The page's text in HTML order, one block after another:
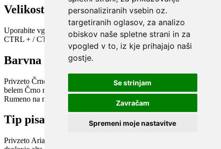
personaliziranih vsebin oz.
targetiranih oglasov, za analizo
obiskov naše spletne strani in za
vpogled v to, iz kje prihajajo naši
gostje.
Se strinjam
Zavračam
Spremeni moje nastavitve
Velikost pisave
Uporabite vgrajeno funkcijo brskalnika
CTRL + / CTRL -
Barvna shema
Privzeto Črno na belem Belo na črnem Črno na bež
belem Črno na zelenem Črno na rumenem Modro na rumenem
Rumeno na modrem
Turkizno na črnem Črno na vijoličnem
Tip pisave
Privzeto Arial